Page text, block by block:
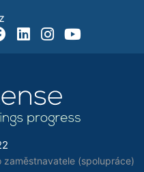
FacebookLinkedInInstagram
(spolupráce)